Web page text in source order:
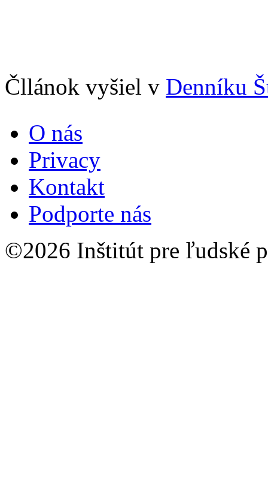
Čllánok vyšiel v Denníku
O nás
Privacy
Kontakt
Podporte nás
©2026 Inštitút pre ľudské